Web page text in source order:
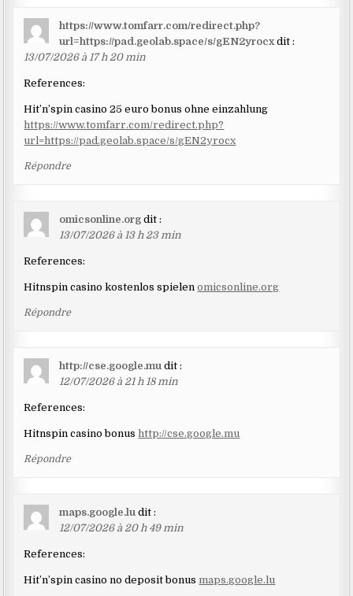
https://www.tomfarr.com/redirect.php?
url=https://pad.geolab.space/s/gEN2yrocx dit :
13/07/2026 à 17 h 20 min
References:
Hit’n’spin casino 25 euro bonus ohne einzahlung
https://www.tomfarr.com/redirect.php?
url=https://pad.geolab.space/s/gEN2yrocx
Répondre
omicsonline.org dit :
13/07/2026 à 13 h 23 min
References:
Hitnspin casino kostenlos spielenomicsonline.org
Répondre
http://cse.google.mu dit :
12/07/2026 à 21 h 18 min
References:
Hitnspin casino bonushttp://cse.google.mu
Répondre
maps.google.lu dit :
12/07/2026 à 20 h 49 min
References:
Hit’n’spin casino no deposit bonus maps.google.lu